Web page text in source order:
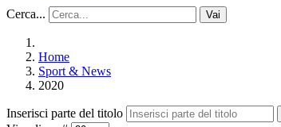
Cerca... Vai
Home
Sport & News
2020
Inserisci parte del titolo